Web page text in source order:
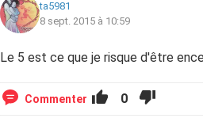
ta5981
8 sept. 2015 à 10:59
Le 5 est ce que je risque d'être
Commenter 0